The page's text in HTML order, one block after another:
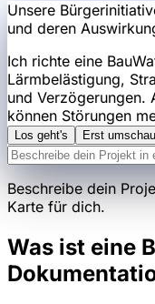
Unsere
und deren
Ich richte eine
Lärmbelästigung,
und Verzögerungen.
können Störungen
Los geht's Erst
Beschreibe dein
Karte für dich.
Was ist eine